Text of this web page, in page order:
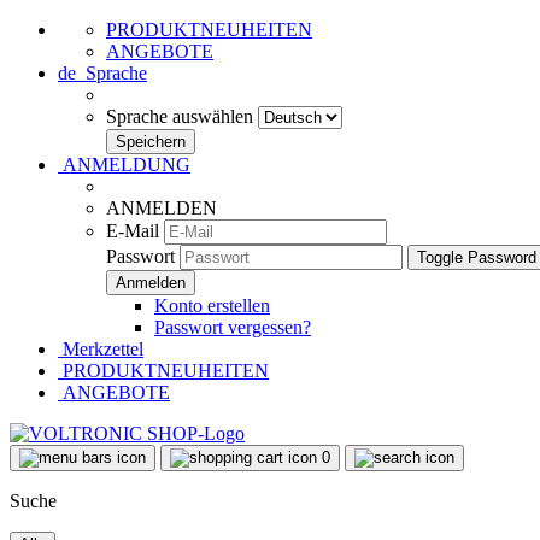
PRODUKTNEUHEITEN
ANGEBOTE
de Sprache
Sprache auswählen
ANMELDUNG
ANMELDEN
E-Mail
Passwort
Toggle
Konto erstellen
Passwort vergessen?
Merkzettel
PRODUKTNEUHEITEN
ANGEBOTE
0
Suche